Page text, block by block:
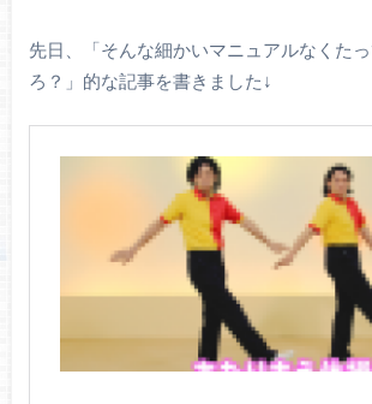
先日、「そんな細かいマニュアルなくた
ろ？」的な記事を書きました↓